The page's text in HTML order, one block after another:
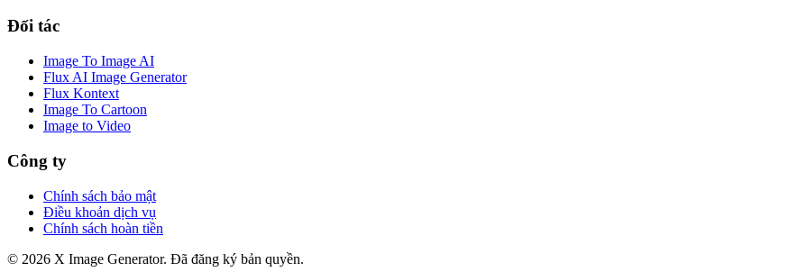
Đối tác
Image To Image AI
Flux AI Image Generator
Flux Kontext
Image To Cartoon
Image to Video
Công ty
Chính sách bảo mật
Điều khoản dịch vụ
Chính sách hoàn tiền
© 2026 X Image Generator. Đã đăng ký bản quyền.